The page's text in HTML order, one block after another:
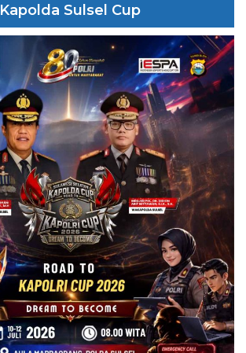
Kapolda Sulsel Cup